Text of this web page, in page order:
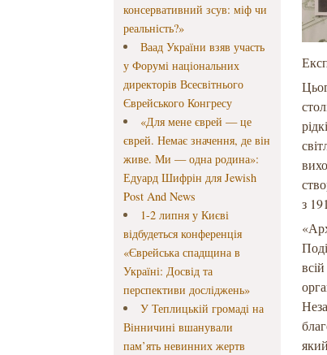
консервативний зсув: міф чи
реальність?»
Ваад України взяв участь
у Форумі національних
директорів Всесвітнього
Єврейського Конгресу
«Для мене єврей — це
єврей. Немає значення, де він
живе. Ми — одна родина»:
Едуард Шифрін для Jewish
Post And News
1-2 липня у Києві
відбудеться конференція
«Єврейська спадщина в
Україні: Досвід та
перспективи досліджень»
У Теплицькій громаді на
Вінничині вшанували
пам’ять невинних жертв
з